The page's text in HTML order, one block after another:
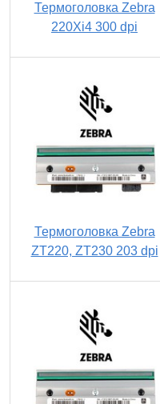
Термоголовка Zebra
220Xi4 300 dpi
Термоголовка Zebra
ZT220, ZT230 203 dpi